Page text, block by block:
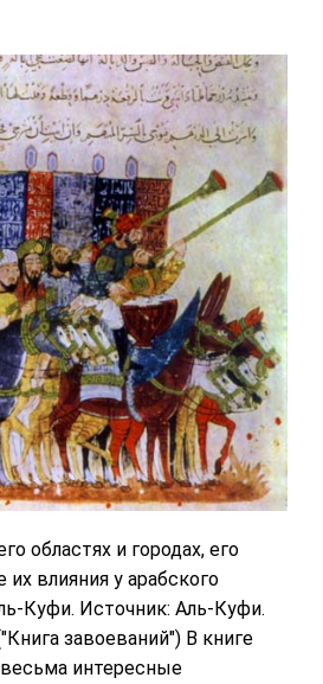
областях и городах, его
их влияния у арабского
Куфи. Источник: Аль-Куфи.
завоеваний") В книге
интересные